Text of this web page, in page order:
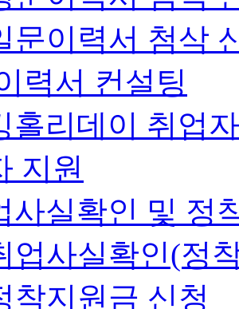
문이력서 첨삭
력서 컨설팅
홀리데이 취업
지원
사실확인 및 정
업사실확인(정
착지원금 신청